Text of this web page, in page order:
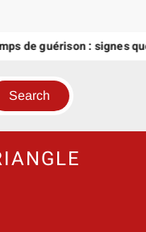
guérison : signes que